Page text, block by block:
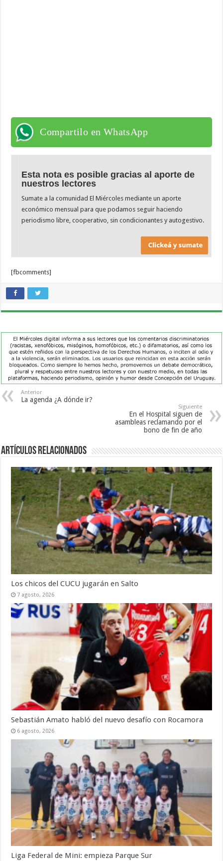
Compartilo en WhatsApp
Esta nota es posible gracias al aporte de
nuestros lectores
Sumate a la comunidad El Miércoles mediante un aporte
económico mensual para que podamos seguir haciendo
periodismo libre, cooperativo, sin condicionantes y autogestivo.
[fbcomments]
Anterior
La agenda ¿A dónde ir?
Siguiente
En el Hospital siguen de
asambleas reclamando por el
bono de fin de año
Artículos Relacionados
Los chicos del CUCU jugarán en Salto
7 agosto, 2026
Sebastián Amato habló del nuevo desafío con Rocamora
6 agosto, 2026
Liga Federal de Mini: empieza Parque Sur